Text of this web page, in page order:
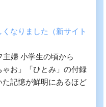
くなりました（新サイト
婦 小学生の頃から
ゃお」「ひとみ」の付録
記憶が鮮明にあるほど